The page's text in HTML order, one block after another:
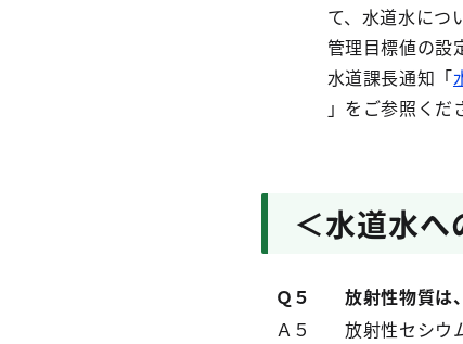
て、水道水につ
管理目標値の設
水道課長通知「
」をご参照くだ
＜水道水へ
Ｑ５
放射性物質は
Ａ５
放射性セシウ